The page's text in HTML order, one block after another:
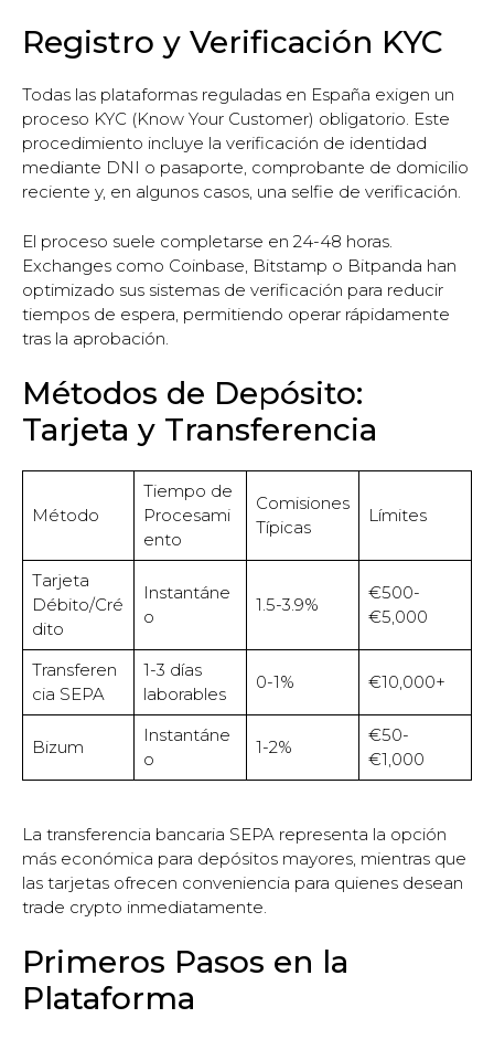
Registro y Verificación KYC
Todas las plataformas reguladas en España exigen un
proceso KYC (Know Your Customer) obligatorio. Este
procedimiento incluye la verificación de identidad
mediante DNI o pasaporte, comprobante de domicilio
reciente y, en algunos casos, una selfie de verificación.
El proceso suele completarse en 24-48 horas.
Exchanges como Coinbase, Bitstamp o Bitpanda han
optimizado sus sistemas de verificación para reducir
tiempos de espera, permitiendo operar rápidamente
tras la aprobación.
Métodos de Depósito:
Tarjeta y Transferencia
Método
Tiempo de
Procesami
ento
Comisiones
Típicas
Límites
Tarjeta
Débito/Cré
dito
Instantáne
o
1.5-3.9%
€500-
€5,000
Transferen
cia SEPA
1-3 días
laborables
0-1% €10,000+
Bizum
Instantáne
o
1-2%
€50-
€1,000
La transferencia bancaria SEPA representa la opción
más económica para depósitos mayores, mientras que
las tarjetas ofrecen conveniencia para quienes desean
trade crypto inmediatamente.
Primeros Pasos en la
Plataforma